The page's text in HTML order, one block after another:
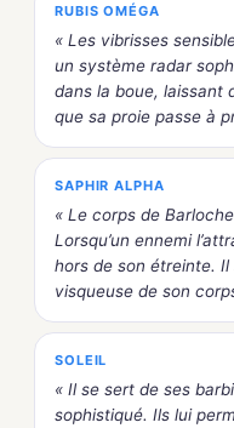
RUBIS OMÉGA
« Les vibrisses
un système radar
dans la boue, laissant
que sa proie passe à
SAPHIR ALPHA
« Le corps de
Lorsqu’un ennemi
hors de son étreinte. Il
visqueuse de son
SOLEIL
« Il se sert de ses
sophistiqué. Ils lui